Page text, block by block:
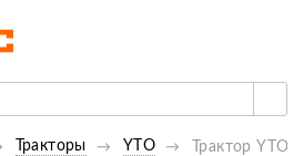
Тракторы YTO Трактор